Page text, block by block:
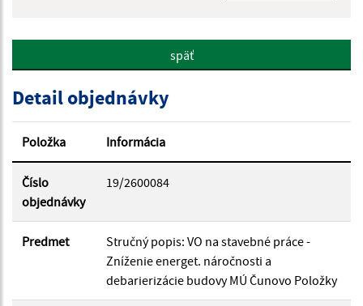
Hľadať v:
Typ dátumu:
Dátum od:
Dátum do:
späť
Detail objednávky
Položka Informácia
Číslo
objednávky
19/2600084
Predmet
Stručný popis: VO na stavebné práce -
Zníženie energet. náročnosti a
debarierizácie budovy MÚ Čunovo Položky